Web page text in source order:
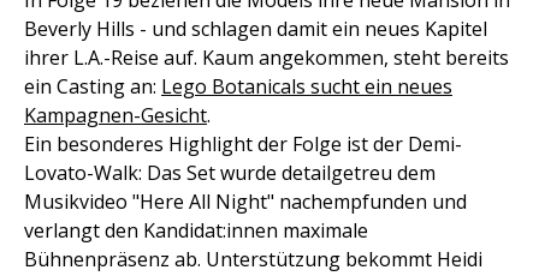
Beverly Hills - und schlagen damit ein neues Kapitel
ihrer L.A.-Reise auf. Kaum angekommen, steht bereits
ein Casting an: Lego Botanicals sucht ein neues
Kampagnen-Gesicht.
Ein besonderes Highlight der Folge ist der Demi-
Lovato-Walk: Das Set wurde detailgetreu dem
Musikvideo "Here All Night" nachempfunden und
verlangt den Kandidat:innen maximale
Bühnenpräsenz ab. Unterstützung bekommt Heidi